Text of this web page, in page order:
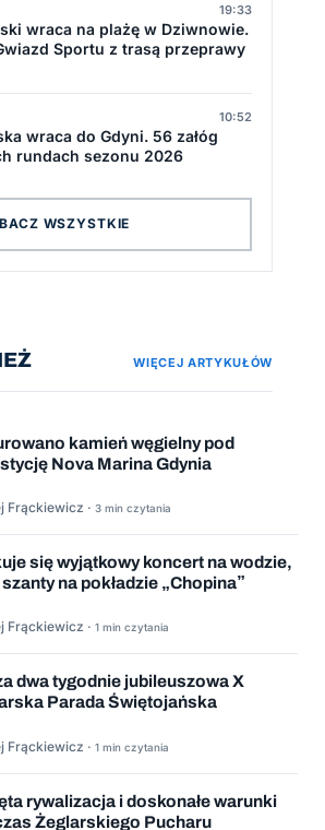
19:33
wraca na plażę w Dziwnowie.
Sportu z trasą przeprawy
10:52
wraca do Gdyni. 56 załóg
rundach sezonu 2026
WSZYSTKIE
WIĘCEJ ARTYKUŁÓW
kamień węgielny pod
Nova Marina Gdynia
Frąckiewicz · 3 min czytania
się wyjątkowy koncert na wodzie,
na pokładzie „Chopina”
Frąckiewicz · 1 min czytania
dwa tygodnie jubileuszowa X
Parada Świętojańska
Frąckiewicz · 1 min czytania
rywalizacja i doskonałe warunki
Żeglarskiego Pucharu